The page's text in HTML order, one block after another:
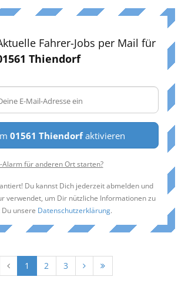
Fahrer-Jobs per Mail für
Thiendorf
01561 Thiendorfaktivieren
Alarm für anderen Ort starten?
Du kannst Dich jederzeit abmelden und
verwendet, um Dir nützliche Informationen zu
unsere Datenschutzerklärung.
1 2 3